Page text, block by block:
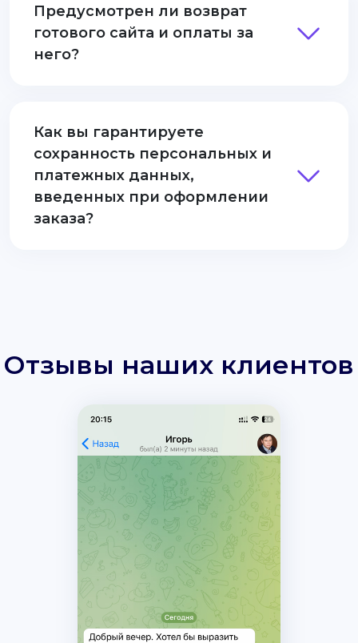
Предусмотрен ли возврат
готового сайта и оплаты за
него?
Как вы гарантируете
сохранность персональных и
платежных данных,
введенных при оформлении
заказа?
Отзывы наших клиентов